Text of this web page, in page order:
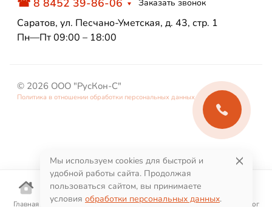
Главная Корзина Избранное Поиск Каталог
Заказать звонок
Саратов, ул. Песчано-Уметская, д. 43, стр. 1
Пн—Пт 09:00 – 18:00
© 2026 ООО "РусКон-С"
Политика в отношении обработки персональных данных
Мы используем cookies для быстрой и
удобной работы сайта. Продолжая
пользоваться сайтом, вы принимаете
условия обработки персональных данных.